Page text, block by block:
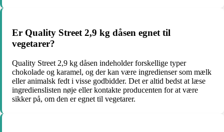
Er Quality Street 2,9 kg dåsen egnet til
vegetarer?
Quality Street 2,9 kg dåsen indeholder forskellige typer
chokolade og karamel, og der kan være ingredienser som mælk
eller animalsk fedt i visse godbidder. Det er altid bedst at læse
ingredienslisten nøje eller kontakte producenten for at være
sikker på, om den er egnet til vegetarer.